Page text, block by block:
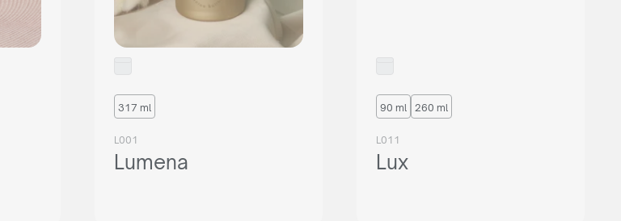
317 ml
L001
Lumena
90 ml 260 ml
L011
Lux